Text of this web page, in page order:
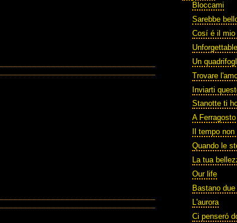
Bloccami
Sarebbe
Cosí é il mio
Unforgettable
Un
Trovare
Inviarti
Stanotte ti
A Ferragosto
Il tempo
Quando le
La tua
Our life
Bastano
L'aurora
Ci penseró